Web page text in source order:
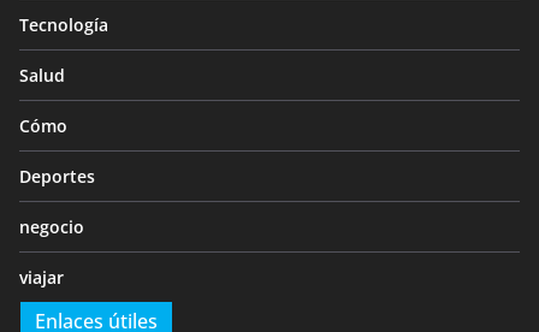
Tecnología
Salud
Cómo
Deportes
negocio
viajar
Enlaces útiles